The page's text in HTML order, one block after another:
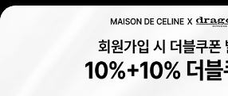
| 개인정보처리방침 |